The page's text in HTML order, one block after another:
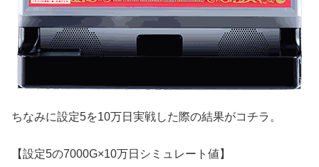
ちなみに設定5を10万日実戦した際の結果がコチラ。
【設定5の7000G×10万日シミュレート値】